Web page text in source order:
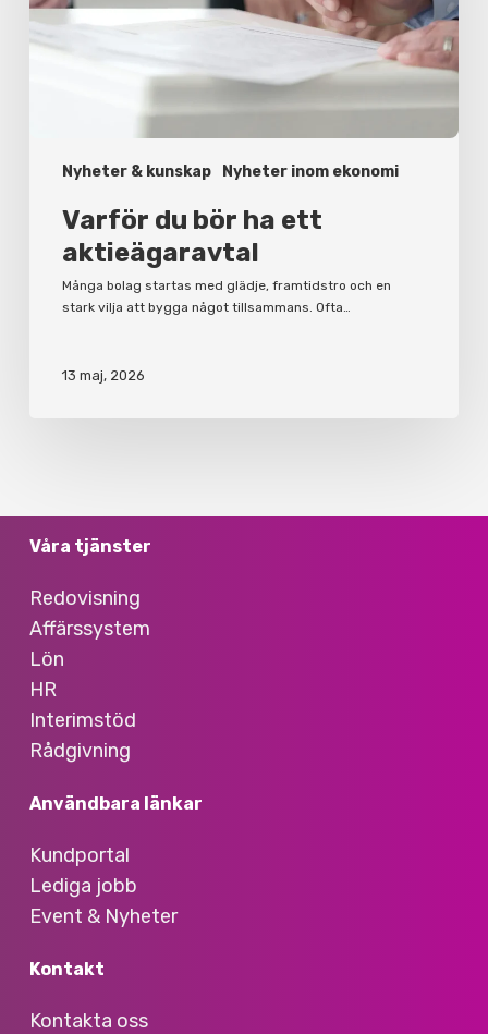
Nyheter & kunskap Nyheter inom ekonomi
Varför du bör ha ett
aktieägaravtal
Många bolag startas med glädje, framtidstro och en
stark vilja att bygga något tillsammans. Ofta…
13 maj, 2026
Våra tjänster
Redovisning
Affärssystem
Lön
HR
Interimstöd
Rådgivning
Användbara länkar
Kundportal
Lediga jobb
Event & Nyheter
Kontakt
Kontakta oss